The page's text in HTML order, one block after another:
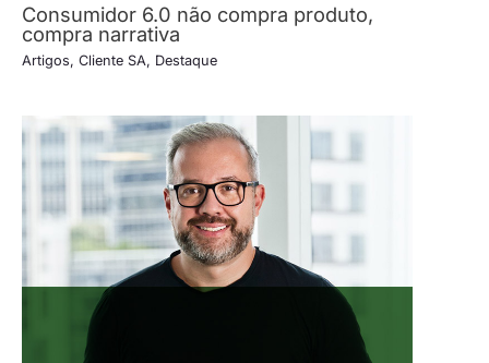
Consumidor 6.0 não compra produto,
compra narrativa
Artigos, Cliente SA, Destaque